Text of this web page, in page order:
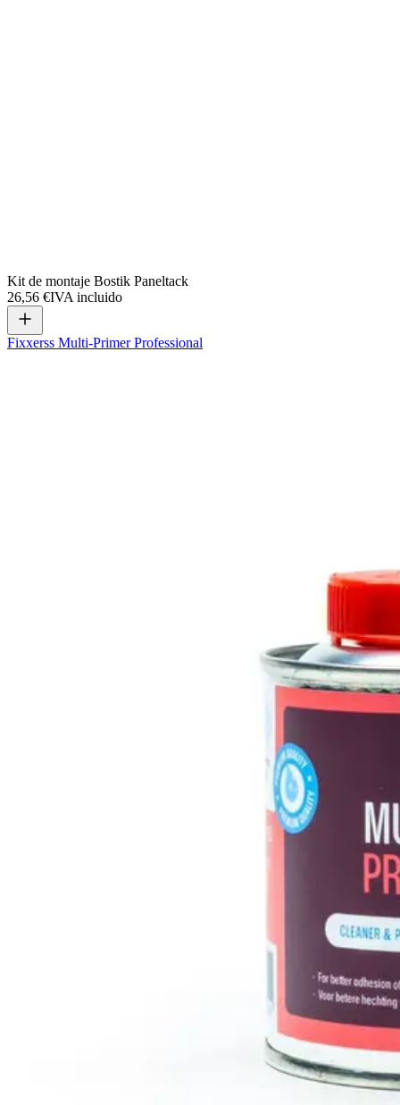
Kit de montaje Bostik Paneltack
26,56 €IVA incluido
Fixxerss Multi-Primer Professional